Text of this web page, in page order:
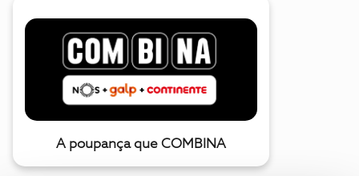
A poupança que COMBINA